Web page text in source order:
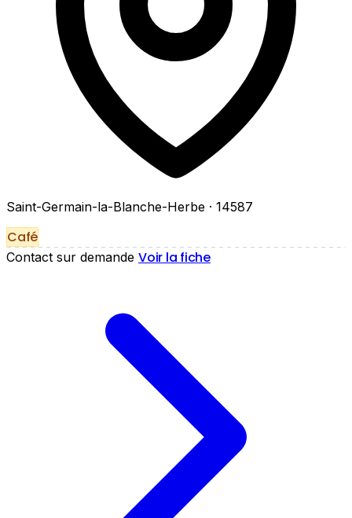
Saint-Germain-la-Blanche-Herbe · 14587
Café
Contact sur demande Voir la fiche